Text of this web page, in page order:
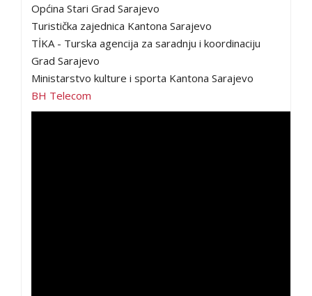
Općina Stari Grad Sarajevo
Turistička zajednica Kantona Sarajevo
TİKA - Turska agencija za saradnju i koordinaciju
Grad Sarajevo
Ministarstvo kulture i sporta Kantona Sarajevo
BH Telecom